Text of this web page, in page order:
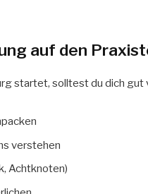
auf den
startet, solltest du dich gut
verstehen
Achtknoten)